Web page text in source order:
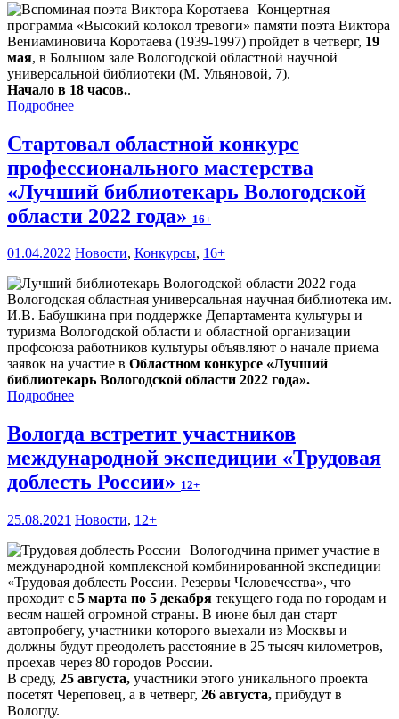
Концертная
программа «Высокий колокол тревоги» памяти поэта Виктора
Вениаминовича Коротаева (1939-1997) пройдет в четверг, 19
мая, в Большом зале Вологодской областной научной
универсальной библиотеки (М. Ульяновой, 7).
Начало в 18 часов..
Подробнее
Стартовал областной конкурс
профессионального мастерства
«Лучший библиотекарь Вологодской
области 2022 года» 16+
01.04.2022 Новости, Конкурсы, 16+
Вологодская областная универсальная научная библиотека им.
И.В. Бабушкина при поддержке Департамента культуры и
туризма Вологодской области и областной организации
профсоюза работников культуры объявляют о начале приема
заявок на участие в Областном конкурсе «Лучший
библиотекарь Вологодской области 2022 года».
Подробнее
Вологда встретит участников
международной экспедиции «Трудовая
доблесть России» 12+
25.08.2021 Новости, 12+
Вологодчина примет участие в
международной комплексной комбинированной экспедиции
«Трудовая доблесть России. Резервы Человечества», что
проходит с 5 марта по 5 декабря текущего года по городам и
весям нашей огромной страны. В июне был дан старт
автопробегу, участники которого выехали из Москвы и
должны будут преодолеть расстояние в 25 тысяч километров,
проехав через 80 городов России.
В среду, 25 августа, участники этого уникального проекта
посетят Череповец, а в четверг, 26 августа, прибудут в
Вологду.